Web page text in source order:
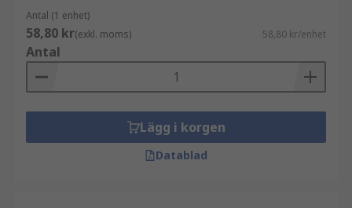
Antal (1 enhet)
58,80 kr(exkl. moms) 58,80 kr/enhet
Antal
Lägg i korgen
Datablad